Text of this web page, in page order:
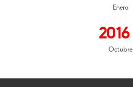
Enero
2016
Octubre